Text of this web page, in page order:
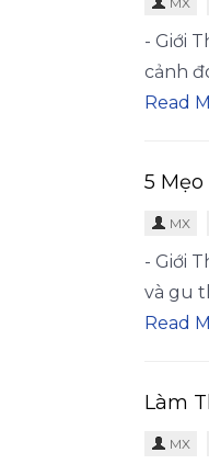
- Giới
cảnh
Read
5
MX
- Giới
và gu
Read
Làm
MX